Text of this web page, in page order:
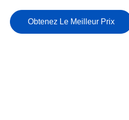
Obtenez Le Meilleur Prix